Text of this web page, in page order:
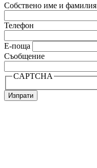
Собствено име и фамилия
Телефон
Е-поща
Съобщение
CAPTCHA